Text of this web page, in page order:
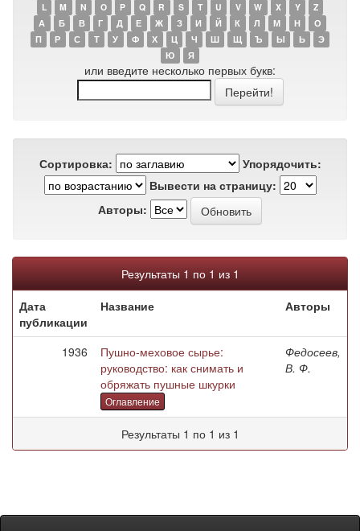
L
M N O P Q R S T U V W X Y
Z
А
Б В Г Д Е Ж З И Й К Л М Н
О
П
Р С Т У Ф Х Ц Ч Ш Щ Ъ Ы Ь
Э
Ю
Я
или введите несколько первых букв:
Сортировка:
Упорядочить:
Вывести на страницу:
Авторы:
Результаты 1 по 1 из 1
Дата
публикации
Название Авторы
1936
Пушно-меховое сырье:
руководство: как снимать и
обряжать пушные шкурки
Оглавление
Федосеев,
В. Ф.
Результаты 1 по 1 из 1